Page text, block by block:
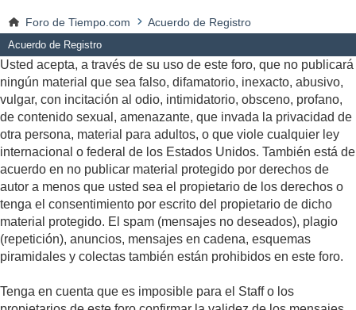
Foro de Tiempo.com Acuerdo de Registro
Acuerdo de Registro
Usted acepta, a través de su uso de este foro, que no publicará
ningún material que sea falso, difamatorio, inexacto, abusivo,
vulgar, con incitación al odio, intimidatorio, obsceno, profano,
de contenido sexual, amenazante, que invada la privacidad de
otra persona, material para adultos, o que viole cualquier ley
internacional o federal de los Estados Unidos. También está de
acuerdo en no publicar material protegido por derechos de
autor a menos que usted sea el propietario de los derechos o
tenga el consentimiento por escrito del propietario de dicho
material protegido. El spam (mensajes no deseados), plagio
(repetición), anuncios, mensajes en cadena, esquemas
piramidales y colectas también están prohibidos en este foro.
Tenga en cuenta que es imposible para el Staff o los